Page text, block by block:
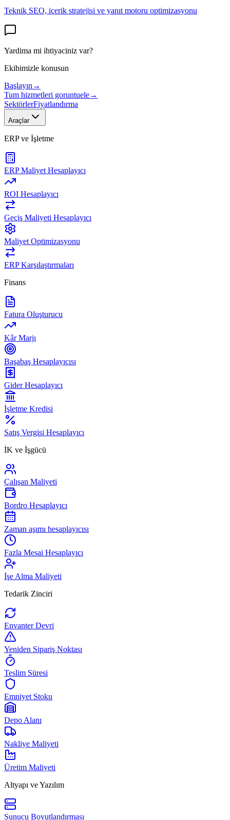
Teknik SEO, içerik stratejisi ve yanıt motoru optimizasyonu
Yardima mi ihtiyaciniz var?
Ekibimizle konusun
Başlayın →
Tum hizmetleri goruntuele→
SektörlerFiyatlandırma
Araçlar
ERP ve İşletme
ERP Maliyet Hesaplayıcı
ROI Hesaplayıcı
Geçiş Maliyeti Hesaplayıcı
Maliyet Optimizasyonu
ERP Karşılaştırmaları
Finans
Fatura Oluşturucu
Kâr Marjı
Başabaş Hesaplayıcısı
Gider Hesaplayıcı
İşletme Kredisi
Satış Vergisi Hesaplayıcı
İK ve İşgücü
Çalışan Maliyeti
Bordro Hesaplayıcı
Zaman aşımı hesaplayıcısı
Fazla Mesai Hesaplayıcı
İşe Alma Maliyeti
Tedarik Zinciri
Envanter Devri
Yeniden Sipariş Noktası
Teslim Süresi
Emniyet Stoku
Depo Alanı
Nakliye Maliyeti
Üretim Maliyeti
Altyapı ve Yazılım
Sunucu Boyutlandırması